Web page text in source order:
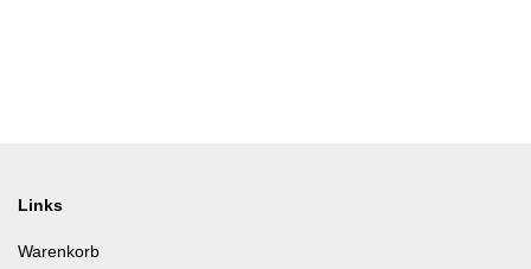
Links
Warenkorb